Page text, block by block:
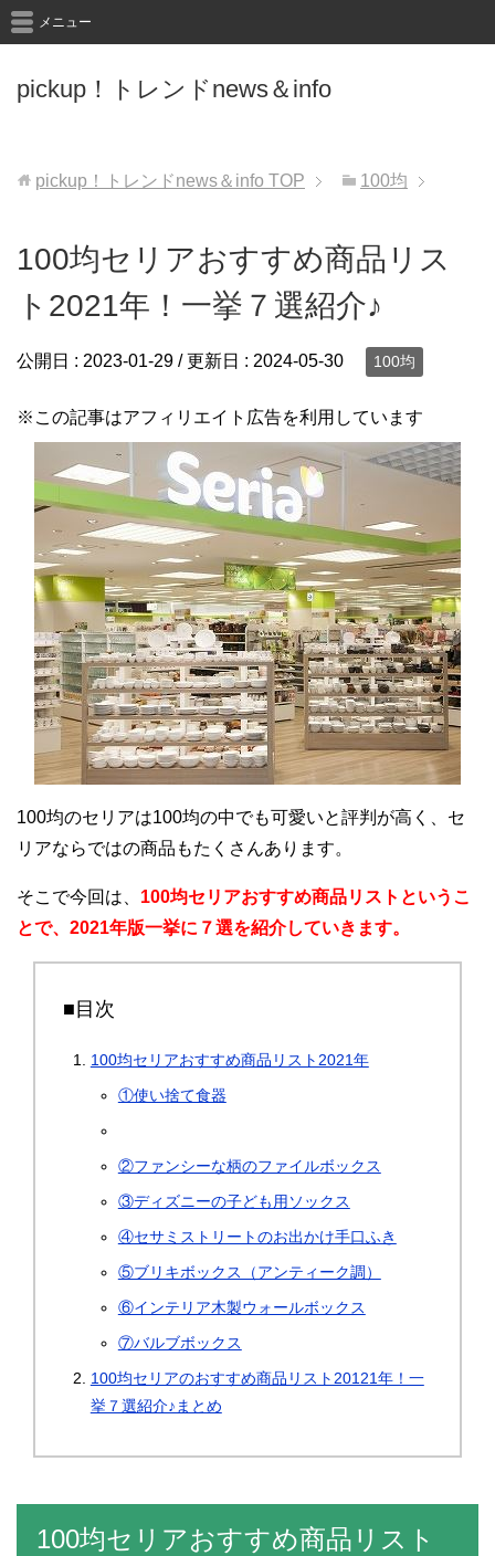
pickup！トレンドnews＆info
メニュー
pickup！トレンドnews＆info TOP 100均
100均セリアおすすめ商品リス
ト2021年！一挙７選紹介♪
公開日 : 2023-01-29 / 更新日 : 2024-05-30 100均
※この記事はアフィリエイト広告を利用しています
100均のセリアは100均の中でも可愛いと評判が高く、セ
リアならではの商品もたくさんあります。
そこで今回は、 100均セ リアおすすめ商品リストというこ
とで、2021年版一挙に７選を紹介していきます。
■目次
100均セリアおすすめ商品リスト2021年
①使い捨て食器
②ファンシーな柄のファイルボックス
③ディズニーの子ども用ソックス
④セサミストリートのお出かけ手口ふき
⑤ブリキボックス（アンティーク調）
⑥インテリア木製ウォールボックス
⑦バルブボックス
100均セリアのおすすめ商品リスト20121年！一
挙７選紹介♪まとめ
100均セリアおすすめ商品リスト